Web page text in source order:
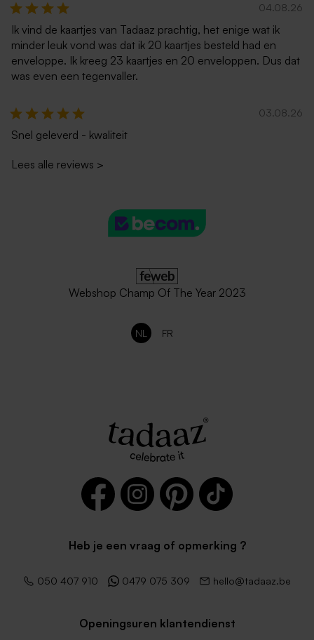
04.08.26
Ik vind de kaartjes van Tadaaz prachtig, het enige wat ik
minder leuk vond was dat ik 20 kaartjes besteld had en
enveloppe. Ik kreeg 23 kaartjes en 20 enveloppen. Dus dat
was even een tegenvaller.
03.08.26
Snel geleverd - kwaliteit
Lees alle reviews >
Webshop Champ Of The Year 2023
NL FR
Heb je een vraag of opmerking ?
050 407 910 0479 075 309 hello@tadaaz.be
Openingsuren klantendienst